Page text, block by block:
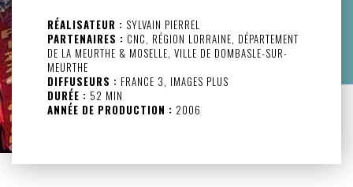
RÉALISATEUR : SYLVAIN PIERREL
PARTENAIRES : CNC, RÉGION LORRAINE, DÉPARTEMENT
DE LA MEURTHE & MOSELLE, VILLE DE DOMBASLE-SUR-
MEURTHE
DIFFUSEURS : FRANCE 3, IMAGES PLUS
DURÉE : 52 MIN
ANNÉE DE PRODUCTION : 2006